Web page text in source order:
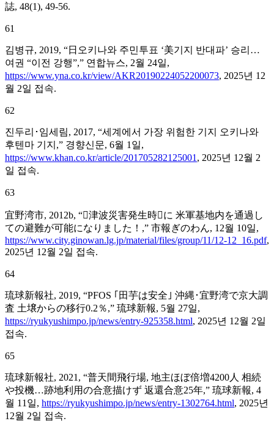
誌, 48(1), 49-56.
61
김병규, 2019, “日오키나와 주민투표 ‘美기지 반대파’ 승리…
여권 “이전 강행”,” 연합뉴스, 2월 24일,
https://www.yna.co.kr/view/AKR20190224052200073, 2025년 12
월 2일 접속.
62
진두리･임세림, 2017, “세계에서 가장 위험한 기지 오키나와
후텐마 기지,” 경향신문, 6월 1일,
https://www.khan.co.kr/article/201705282125001 , 2025년 12월 2
일 접속.
63
宜野湾市, 2012b, “󰡔津波災害発生時󰡕に 米軍基地内を通過し
ての避難が可能になりました！,” 市報ぎのわん, 12월 10일,
https://www.city.ginowan.lg.jp/material/files/group/11/12-12_16.pdf,
2025년 12월 2일 접속.
64
琉球新報社, 2019, “PFOS ｢田芋は安全｣ 沖縄･宜野湾で京大調
査 土壌からの移行0.2％,” 琉球新報, 5월 27일,
https://ryukyushimpo.jp/news/entry-925358.html, 2025년 12월 2일
접속.
65
琉球新報社, 2021, “普天間飛行場, 地主ほぼ倍増4200人 相続
や投機…跡地利用の合意描けず 返還合意25年,” 琉球新報, 4
월 11일, https://ryukyushimpo.jp/news/entry-1302764.html, 2025년
12월 2일 접속.